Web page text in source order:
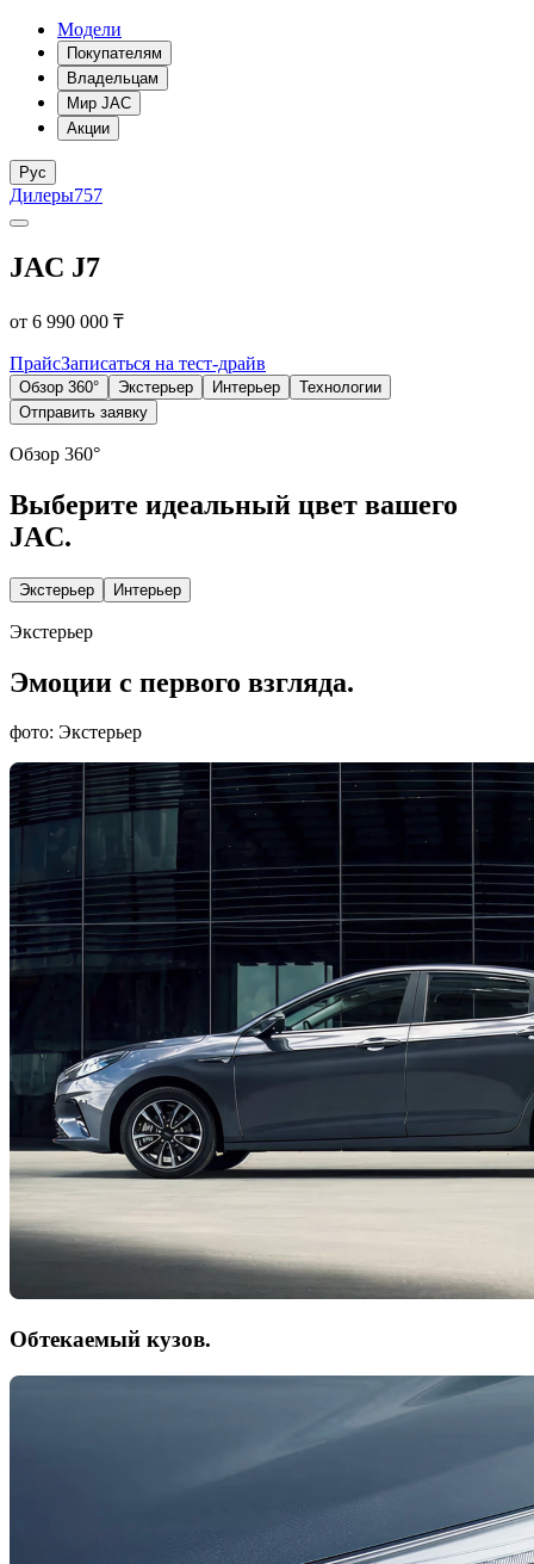
Модели
Покупателям
Владельцам
Мир JAC
Акции
Рус
Дилеры757
JAC J7
от 6 990 000 ₸
ПрайсЗаписаться на тест-драйв
Обзор 360° Экстерьер Интерьер
Технологии
Отправить заявку
Обзор 360°
Выберите идеальный цвет вашего
JAC.
Экстерьер Интерьер
Экстерьер
Эмоции с первого взгляда.
фото: Экстерьер
Обтекаемый кузов.